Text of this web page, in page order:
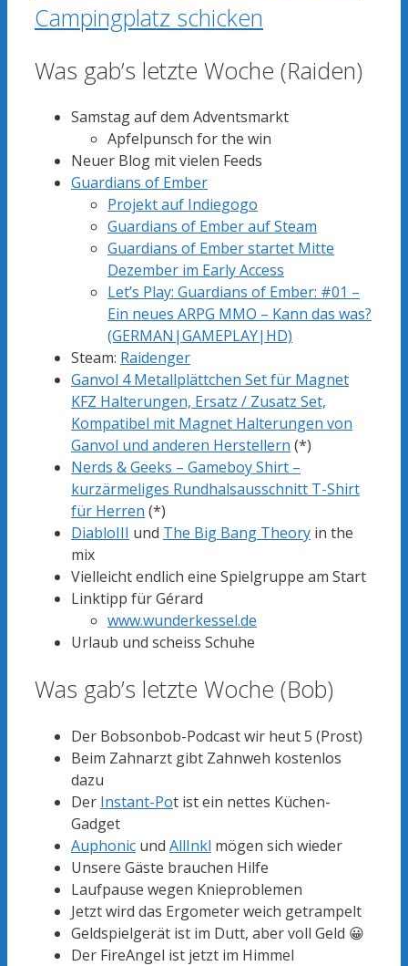
Campingplatz schicken
Was gab’s letzte Woche (Raiden)
Samstag auf dem Adventsmarkt
Apfelpunsch for the win
Neuer Blog mit vielen Feeds
Guardians of Ember
Projekt auf Indiegogo
Guardians of Ember auf Steam
Guardians of Ember startet Mitte
Dezember im Early Access
Let’s Play: Guardians of Ember: #01 –
Ein neues ARPG MMO – Kann das was?
(GERMAN|GAMEPLAY|HD)
Steam: Raidenger
Ganvol 4 Metallplättchen Set für Magnet
KFZ Halterungen, Ersatz / Zusatz Set,
Kompatibel mit Magnet Halterungen von
Ganvol und anderen Herstellern (*)
Nerds & Geeks – Gameboy Shirt –
kurzärmeliges Rundhalsausschnitt T-Shirt
für Herren (*)
DiabloIII und The Big Bang Theory in the
mix
Vielleicht endlich eine Spielgruppe am Start
Linktipp für Gérard
www.wunderkessel.de
Urlaub und scheiss Schuhe
Was gab’s letzte Woche (Bob)
Der Bobsonbob-Podcast wir heut 5 (Prost)
Beim Zahnarzt gibt Zahnweh kostenlos
dazu
Der Instant-Pot ist ein nettes Küchen-
Gadget
Auphonic und AllInkl mögen sich wieder
Unsere Gäste brauchen Hilfe
Laufpause wegen Knieproblemen
Jetzt wird das Ergometer weich getrampelt
Geldspielgerät ist im Dutt, aber voll Geld 😀
Der FireAngel ist jetzt im Himmel